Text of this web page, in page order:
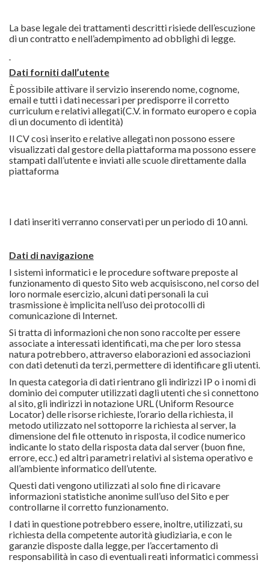
La base legale dei trattamenti descritti risiede dell’escuzione
di un contratto e nell’adempimento ad obblighi di legge.
Dati forniti dall’utente
È possibile attivare il servizio inserendo nome, cognome,
email e tutti i dati necessari per predisporre il corretto
curriculum e relativi allegati(C.V. in formato europero e copia
di un documento di identità)
Il CV così inserito e relative allegati non possono essere
visualizzati dal gestore della piattaforma ma possono essere
stampati dall’utente e inviati alle scuole direttamente dalla
piattaforma
I dati inseriti verranno conservati per un periodo di 10 anni.
Dati di navigazione
I sistemi informatici e le procedure software preposte al
funzionamento di questo Sito web acquisiscono, nel corso del
loro normale esercizio, alcuni dati personali la cui
trasmissione è implicita nell’uso dei protocolli di
comunicazione di Internet.
Si tratta di informazioni che non sono raccolte per essere
associate a interessati identificati, ma che per loro stessa
natura potrebbero, attraverso elaborazioni ed associazioni
con dati detenuti da terzi, permettere di identificare gli utenti.
In questa categoria di dati rientrano gli indirizzi IP o i nomi di
dominio dei computer utilizzati dagli utenti che si connettono
al sito, gli indirizzi in notazione URL (Uniform Resource
Locator) delle risorse richieste, l’orario della richiesta, il
metodo utilizzato nel sottoporre la richiesta al server, la
dimensione del file ottenuto in risposta, il codice numerico
indicante lo stato della risposta data dal server (buon fine,
errore, ecc.) ed altri parametri relativi al sistema operativo e
all’ambiente informatico dell’utente.
Questi dati vengono utilizzati al solo fine di ricavare
informazioni statistiche anonime sull’uso del Sito e per
controllarne il corretto funzionamento.
I dati in questione potrebbero essere, inoltre, utilizzati, su
richiesta della competente autorità giudiziaria, e con le
garanzie disposte dalla legge, per l’accertamento di
responsabilità in caso di eventuali reati informatici commessi